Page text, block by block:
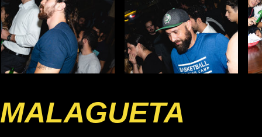
MALAGUETA